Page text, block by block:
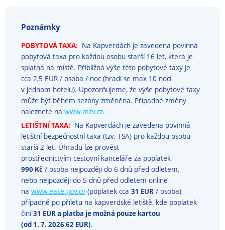
Poznámky
POBYTOVÁ TAXA: Na Kapverdách je zavedena povinná
pobytová taxa pro každou osobu starší 16 let, která je
splatná na místě. Přibližná výše této pobytové taxy je
cca 2,5 EUR / osoba / noc (hradí se max 10 nocí
v jednom hotelu). Upozorňujeme, že výše pobytové taxy
může být během sezóny změněna. Případné změny
naleznete na www.mzv.cz.
LETIŠTNÍ TAXA: Na Kapverdách je zavedena povinná
letištní bezpečnostní taxa (tzv. TSA) pro každou osobu
starší 2 let. Úhradu lze provést
prostřednictvím cestovní kanceláře za poplatek
990 Kč / osoba nejpozději do 6 dnů před odletem,
nebo nejpozději do 5 dnů před odletem online
na www.ease.gov.cv (poplatek cca 31 EUR / osoba),
případně po příletu na kapverdské letiště, kde poplatek
činí31 EUR a platba je možná pouze kartou
(od 1. 7. 2026 62 EUR).